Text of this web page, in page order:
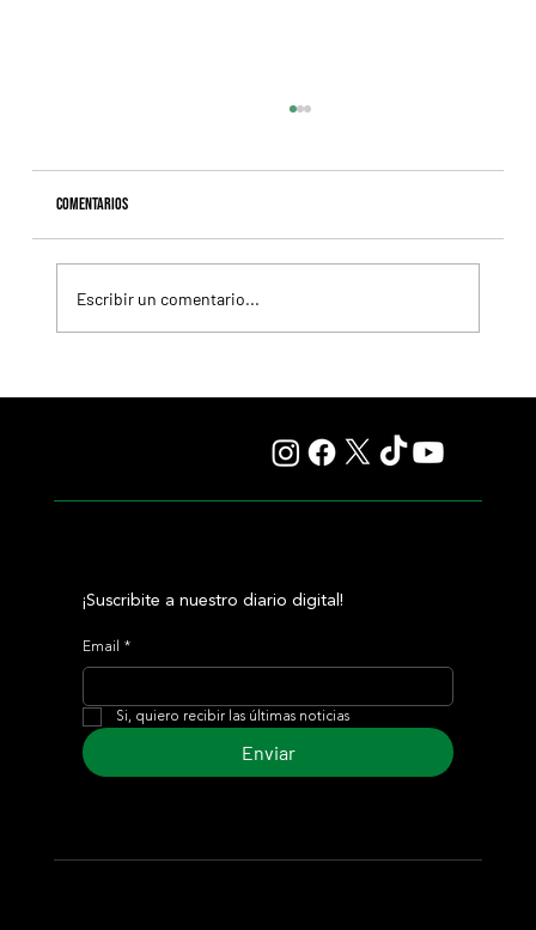
Comentarios
Escribir un comentario...
¡Suscribite a nuestro diario digital!
Email *
Si, quiero recibir las últimas noticias
Enviar